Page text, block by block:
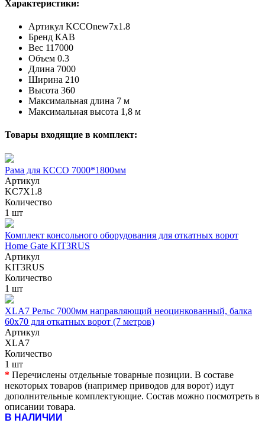
Характеристики:
Артикул KCCOnew7x1.8
Бренд КАВ
Вес 117000
Объем 0.3
Длина 7000
Ширина 210
Высота 360
Максимальная длина 7 м
Максимальная высота 1,8 м
Товары входящие в комплект:
Рама для КССО 7000*1800мм
Артикул
KC7X1.8
Количество
1 шт
Комплект консольного оборудования для откатных ворот
Home Gate KIT3RUS
Артикул
KIT3RUS
Количество
1 шт
XLA7 Рельс 7000мм направляющий неоцинкованный, балка
60х70 для откатных ворот (7 метров)
Артикул
XLA7
Количество
1 шт
* Перечислены отдельные товарные позиции. В составе
некоторых товаров (например приводов для ворот) идут
дополнительные комплектующие. Состав можно посмотреть в
описании товара.
В НАЛИЧИИ